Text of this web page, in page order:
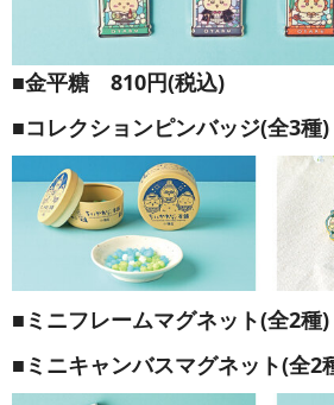
■金平糖 810円(税込)
■コレクションピンバッジ(全3
■ミニフレームマグネット(全2
■ミニキャンバスマグネット(全